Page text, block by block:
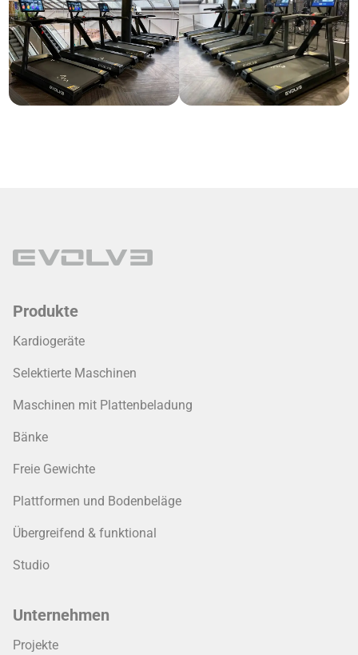
Produkte
Kardiogeräte
Selektierte Maschinen
Maschinen mit Plattenbeladung
Bänke
Freie Gewichte
Plattformen und Bodenbeläge
Übergreifend & funktional
Studio
Unternehmen
Projekte